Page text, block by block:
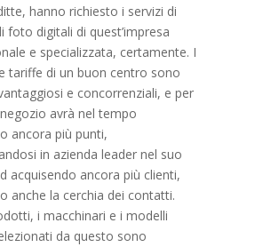
hanno richiesto i servizi di
foto digitali di quest’impresa
e specializzata, certamente. I
tariffe di un buon centro sono
e concorrenziali, e per
avrà nel tempo
ancora più punti,
in azienda leader nel suo
acquisendo ancora più clienti,
anche la cerchia dei contatti.
i macchinari e i modelli
da questo sono